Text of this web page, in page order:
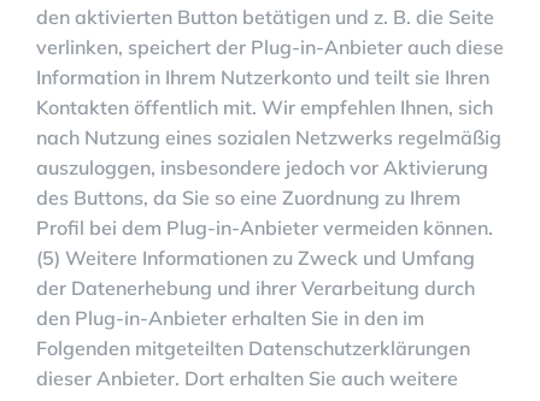
den aktivierten Button betätigen und z. B. die Seite
verlinken, speichert der Plug-in-Anbieter auch diese
Information in Ihrem Nutzerkonto und teilt sie Ihren
Kontakten öffentlich mit. Wir empfehlen Ihnen, sich
nach Nutzung eines sozialen Netzwerks regelmäßig
auszuloggen, insbesondere jedoch vor Aktivierung
des Buttons, da Sie so eine Zuordnung zu Ihrem
Profil bei dem Plug-in-Anbieter vermeiden können.
(5) Weitere Informationen zu Zweck und Umfang
der Datenerhebung und ihrer Verarbeitung durch
den Plug-in-Anbieter erhalten Sie in den im
Folgenden mitgeteilten Datenschutzerklärungen
dieser Anbieter. Dort erhalten Sie auch weitere